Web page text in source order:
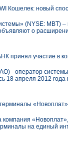
Кошелек: новый
(NYSE: MBT) –
о
принял участие
- оператор
18 апреля 2012
«Новоплат»
компания
на единый